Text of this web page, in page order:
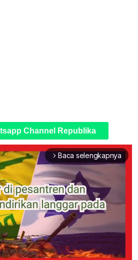
Channel Republika
arrow_forward_ios Baca selengkapnya